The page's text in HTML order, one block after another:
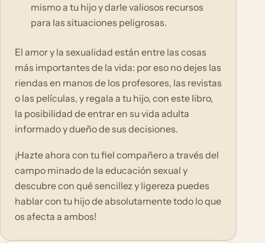
mismo a tu hijo y darle valiosos recursos
para las situaciones peligrosas.
El amor y la sexualidad están entre las cosas
más importantes de la vida: por eso no dejes las
riendas en manos de los profesores, las revistas
o las películas, y regala a tu hijo, con este libro,
la posibilidad de entrar en su vida adulta
informado y dueño de sus decisiones.
¡Hazte ahora con tu fiel compañero a través del
campo minado de la educación sexual y
descubre con qué sencillez y ligereza puedes
hablar con tu hijo de absolutamente todo lo que
os afecta a ambos!